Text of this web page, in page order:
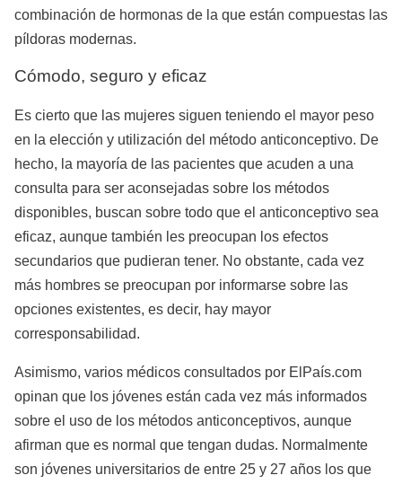
combinación de hormonas de la que están compuestas las
píldoras modernas.
Cómodo, seguro y eficaz
Es cierto que las mujeres siguen teniendo el mayor peso
en la elección y utilización del método anticonceptivo. De
hecho, la mayoría de las pacientes que acuden a una
consulta para ser aconsejadas sobre los métodos
disponibles, buscan sobre todo que el anticonceptivo sea
eficaz, aunque también les preocupan los efectos
secundarios que pudieran tener. No obstante, cada vez
más hombres se preocupan por informarse sobre las
opciones existentes, es decir, hay mayor
corresponsabilidad.
Asimismo, varios médicos consultados por ElPaís.com
opinan que los jóvenes están cada vez más informados
sobre el uso de los métodos anticonceptivos, aunque
afirman que es normal que tengan dudas. Normalmente
son jóvenes universitarios de entre 25 y 27 años los que